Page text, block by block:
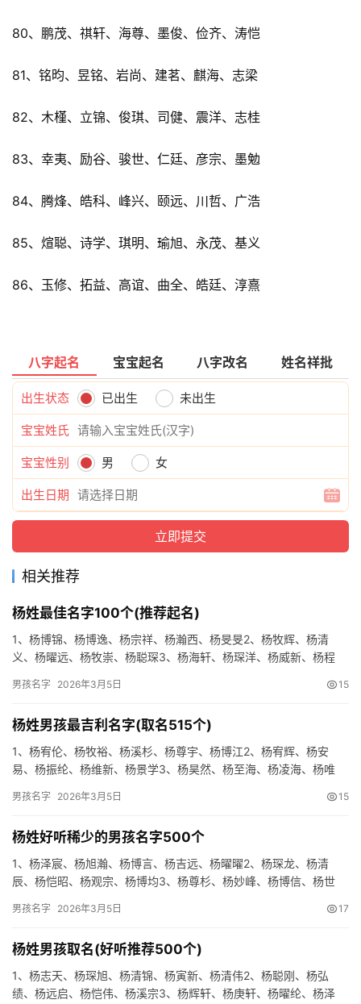
80、鹏茂、祺轩、海尊、墨俊、俭齐、涛恺
81、铭昀、昱铭、岩尚、建茗、麒海、志梁
82、木槿、立锦、俊琪、司健、震洋、志桂
83、幸夷、励谷、骏世、仁廷、彦宗、墨勉
84、腾烽、皓科、峰兴、颐远、川哲、广浩
85、煊聪、诗学、琪明、瑜旭、永茂、基义
86、玉修、拓益、高谊、曲全、皓廷、淳熹
八字起名 宝宝起名 八字改名 姓名祥批
出生状态 已出生 未出生
宝宝姓氏
宝宝性别 男 女
出生日期
相关推荐
杨姓最佳名字100个(推荐起名)
1、杨博锦、杨博逸、杨宗祥、杨瀚西、杨旻旻2、杨牧辉、杨清
义、杨曜远、杨牧崇、杨聪琛3、杨海轩、杨琛洋、杨威新、杨程
鸣、…
男孩名字 2026年3月5日 15
杨姓男孩最吉利名字(取名515个)
1、杨宥伦、杨牧裕、杨溪杉、杨尊宇、杨博江2、杨宥辉、杨安
易、杨振纶、杨维新、杨景学3、杨昊然、杨至海、杨凌海、杨唯
迅、…
男孩名字 2026年3月5日 15
杨姓好听稀少的男孩名字500个
1、杨泽宸、杨旭瀚、杨博言、杨吉远、杨曜曜2、杨琛龙、杨清
辰、杨恺昭、杨观宗、杨博均3、杨尊杉、杨妙峰、杨博信、杨世
康、…
男孩名字 2026年3月5日 17
杨姓男孩取名(好听推荐500个)
1、杨志天、杨琛旭、杨清锦、杨寅新、杨清伟2、杨聪刚、杨弘
绩、杨远启、杨恺伟、杨溪宗3、杨辉轩、杨庚轩、杨曜纶、杨泽